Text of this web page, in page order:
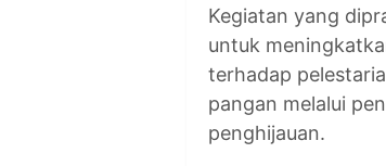
Kegiatan yang
untuk
terhadap
pangan melalui
penghijauan.